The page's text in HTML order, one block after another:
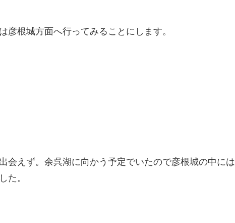
根城方面へ行ってみることにします。
会えず。余呉湖に向かう予定でいたので彦根城の中には
た。